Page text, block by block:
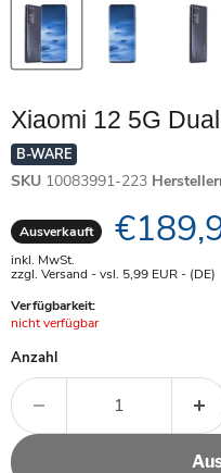
Xiaomi 12 5G
B-WARE
SKU 10083991-223
Ausverkauft Aktueller
inkl. MwSt.
zzgl. Versand - vsl. 5,99 EUR- (DE)
Verfügbarkeit:
Achtung:
nicht verfügbar
Anzahl